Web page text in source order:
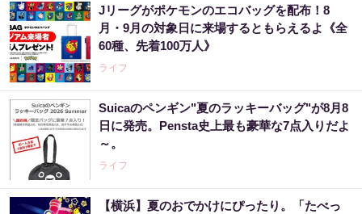
Jリーグがポケモンのエコバッグを配布！8
月・9月の対象日に来場するともらえるよ《全
60種、先着100万人》
ライフ
Suicaのペンギン"夏のラッキーバッグ"が8月8
日に発売。Pensta史上最も豪華な7点入りだよ
～。
ライフ
【横浜】夏のおでかけにぴったり。「たべっ